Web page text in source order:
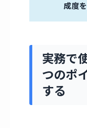
成度
実務で
つのポ
する